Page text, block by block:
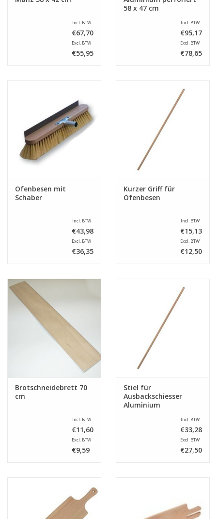
Incl. BTW
€67,70
Excl. BTW
€55,95
58 x 47 cm
Incl. BTW
€95,17
Excl. BTW
€78,65
Ofenbesen mit
Schaber
Incl. BTW
€43,98
Excl. BTW
€36,35
Kurzer Griff für
Ofenbesen
Incl. BTW
€15,13
Excl. BTW
€12,50
Brotschneidebrett 70
cm
Incl. BTW
€11,60
Excl. BTW
€9,59
Stiel für
Ausbackschiesser
Aluminium
Incl. BTW
€33,28
Excl. BTW
€27,50